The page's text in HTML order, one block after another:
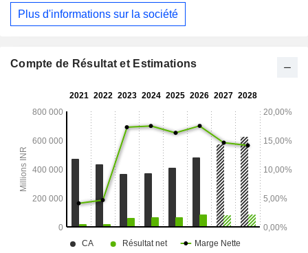
programmes de réassurance de plusieurs compagnies
d’assurance dans les pays de la SAARC, en Asie du Sud-
facultative, par traité, proportionnelle et non proportionnelle.
contrats proportionnels et non proportionnels. Elle souscrit
également des assurances agriculture/climatiques (à
l’étranger).
Plus d'informations sur la société
Compte de Résultat et Estimations